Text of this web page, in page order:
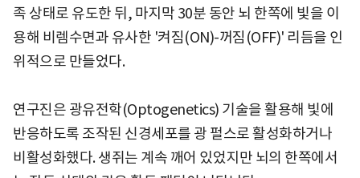
족 상태로 유도한 뒤, 마지막 30분 동안 뇌 한쪽에 빛을 이
용해 비렘수면과 유사한 '켜짐(ON)-꺼짐(OFF)' 리듬을 인
위적으로 만들었다.
연구진은 광유전학(Optogenetics) 기술을 활용해 빛에
반응하도록 조작된 신경세포를 광 펄스로 활성화하거나
비활성화했다. 생쥐는 계속 깨어 있었지만 뇌의 한쪽에서